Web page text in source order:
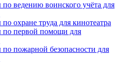
ведению воинского учёта для
охране труда для кинотеатра
по первой помощи для
пожарной безопасности для